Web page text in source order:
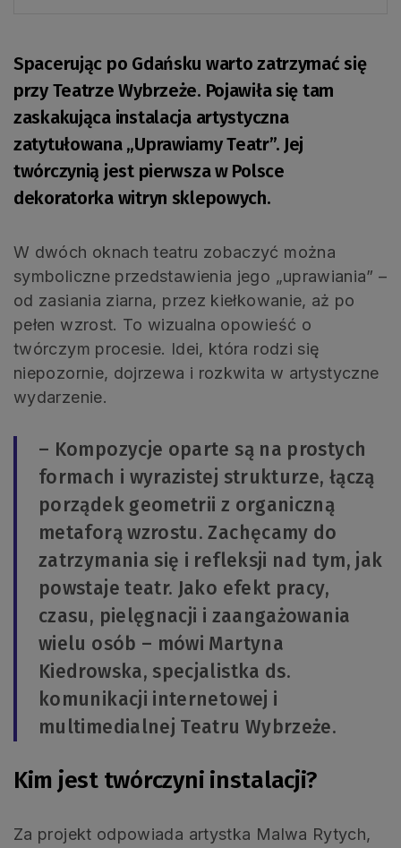
Spacerując po Gdańsku warto zatrzymać się
przy Teatrze Wybrzeże. Pojawiła się tam
zaskakująca instalacja artystyczna
zatytułowana „Uprawiamy Teatr”. Jej
twórczynią jest pierwsza w Polsce
dekoratorka witryn sklepowych.
W dwóch oknach teatru zobaczyć można
symboliczne przedstawienia jego „uprawiania” –
od zasiania ziarna, przez kiełkowanie, aż po
pełen wzrost. To wizualna opowieść o
twórczym procesie. Idei, która rodzi się
niepozornie, dojrzewa i rozkwita w artystyczne
wydarzenie.
– Kompozycje oparte są na prostych
formach i wyrazistej strukturze, łączą
porządek geometrii z organiczną
metaforą wzrostu. Zachęcamy do
zatrzymania się i refleksji nad tym, jak
powstaje teatr. Jako efekt pracy,
czasu, pielęgnacji i zaangażowania
wielu osób – mówi Martyna
Kiedrowska, specjalistka ds.
komunikacji internetowej i
multimedialnej Teatru Wybrzeże.
Kim jest twórczyni instalacji?
Za projekt odpowiada artystka Malwa Rytych,